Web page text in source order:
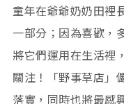
童年在爺爺奶奶田裡
一部分；因為喜歡，
將它們運用在生活裡
關注！「野事草店」
落實，同時也將最感